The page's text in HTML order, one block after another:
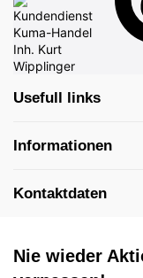
Usefull links
Informationen
Kontaktdaten
Nie wieder